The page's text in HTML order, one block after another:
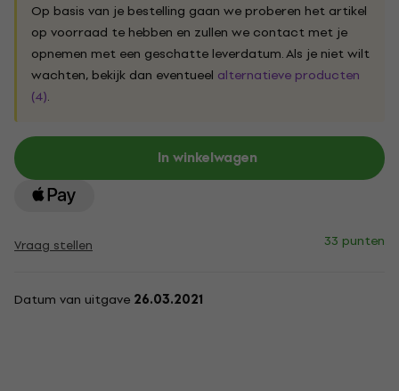
Op basis van je bestelling gaan we proberen het artikel
op voorraad te hebben en zullen we contact met je
opnemen met een geschatte leverdatum. Als je niet wilt
wachten, bekijk dan eventueel alternatieve producten
(4).
In winkelwagen
Vraag stellen 33 punten
Datum van uitgave 26.03.2021